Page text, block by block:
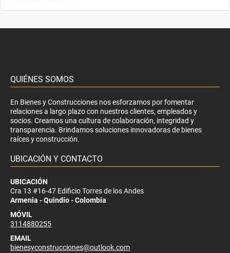
QUIÉNES SOMOS
En Bienes y Construcciones nos esforzamos por fomentar
relaciones a largo plazo con nuestros clientes, empleados y
socios. Creamos una cultura de colaboración, integridad y
transparencia. Brindamos soluciones innovadoras de bienes
raíces y construcción.
UBICACIÓN Y CONTACTO
UBICACIÓN
Cra 13 #16-47 Edificio Torres de los Andes
Armenia - Quindío - Colombia
MÓVIL
3114880255
EMAIL
bienesyconstrucciones@outlook.com